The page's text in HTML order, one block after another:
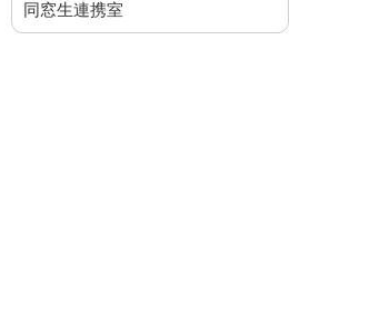
同窓生連携室